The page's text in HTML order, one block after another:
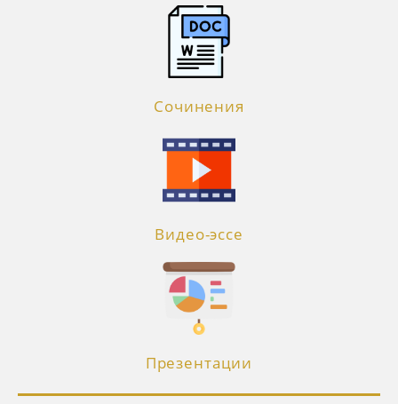
Сочинения
Видео-эссе
Презентации